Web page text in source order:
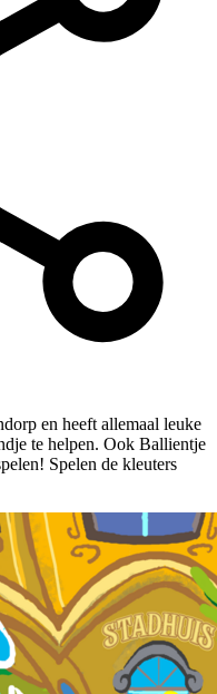
en heeft allemaal leuke
te helpen. Ook Ballientje
Spelen de kleuters